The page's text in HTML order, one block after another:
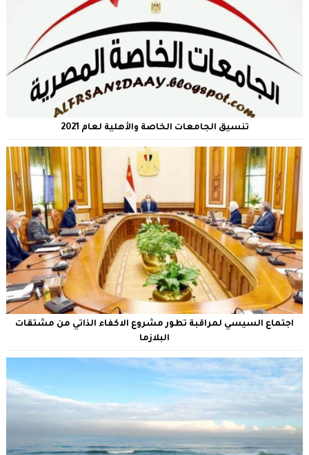
تنسيق الجامعات الخاصة والأهلية لعام 2021
اجتماع السيسي لمراقبة تطور مشروع الاكفاء الذاتي من مشتقات
البلازما